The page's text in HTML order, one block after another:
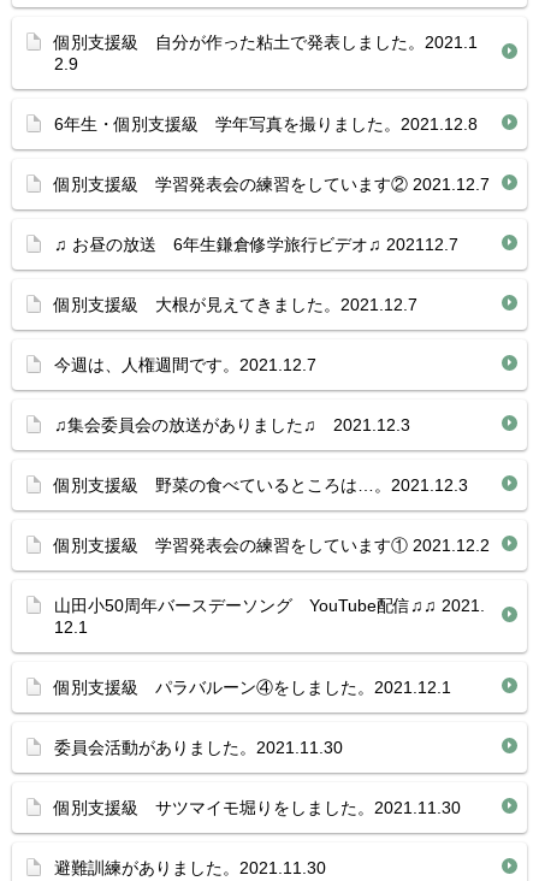
個別支援級 自分が作った粘土で発表しました。2021.1
2.9
6年生・個別支援級 学年写真を撮りました。2021.12.8
個別支援級 学習発表会の練習をしています② 2021.12.7
♫ お昼の放送 6年生鎌倉修学旅行ビデオ♫ 202112.7
個別支援級 大根が見えてきました。2021.12.7
今週は、人権週間です。2021.12.7
♫集会委員会の放送がありました♫ 2021.12.3
個別支援級 野菜の食べているところは…。2021.12.3
個別支援級 学習発表会の練習をしています① 2021.12.2
山田小50周年バースデーソング YouTube配信♫♫ 2021.
12.1
個別支援級 パラバルーン④をしました。2021.12.1
委員会活動がありました。2021.11.30
個別支援級 サツマイモ堀りをしました。2021.11.30
避難訓練がありました。2021.11.30